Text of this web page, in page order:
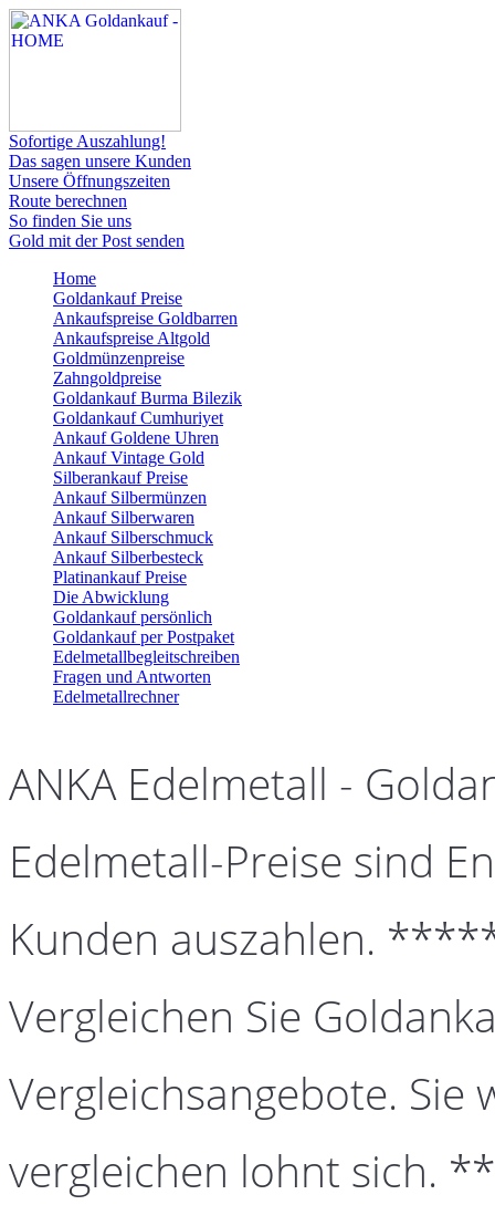
Sofortige Auszahlung!
Das sagen unsere Kunden
Unsere Öffnungszeiten
Route berechnen
So finden Sie uns
Gold mit der Post senden
Home
Goldankauf Preise
Ankaufspreise Goldbarren
Ankaufspreise Altgold
Goldmünzenpreise
Zahngoldpreise
Goldankauf Burma Bilezik
Goldankauf Cumhuriyet
Ankauf Goldene Uhren
Ankauf Vintage Gold
Silberankauf Preise
Ankauf Silbermünzen
Ankauf Silberwaren
Ankauf Silberschmuck
Ankauf Silberbesteck
Platinankauf Preise
Die Abwicklung
Goldankauf persönlich
Goldankauf per Postpaket
Edelmetallbegleitschreiben
Fragen und Antworten
Edelmetallrechner
ANKA Edelmetall -
Edelmetall-Preise sind
Kunden auszahlen.
Vergleichen Sie
Vergleichsangebote. Sie
vergleichen lohnt sich.